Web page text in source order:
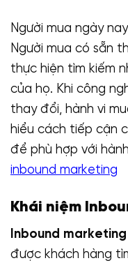
Người mua ngày
Người mua có sẵn
thực hiện tìm kiếm
của họ. Khi công
thay đổi, hành vi
hiểu cách tiếp cận
để phù hợp với
inbound marketing
Khái niệm
Inbound
được khách hàng